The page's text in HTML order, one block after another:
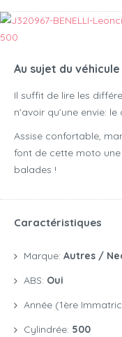
Au sujet du véhicule
Il suffit de lire les
n’avoir qu’une envie:
Assise confortable,
font de cette moto
balades !
Caractéristiques
Marque: Autres /
ABS: Oui
Année (1ère
Cylindrée: 500